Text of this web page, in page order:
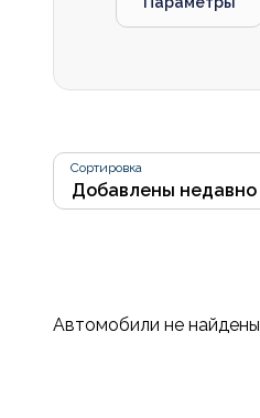
Сортировка
Автомобили не найдены